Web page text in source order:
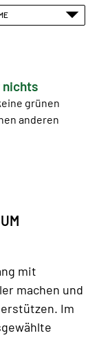
nichts
grünen
anderen
mit
machen und
Im